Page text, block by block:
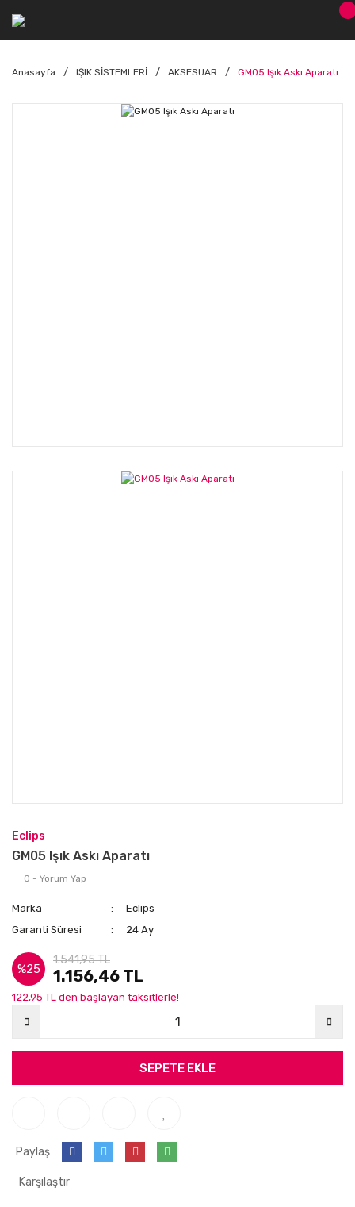
Anasayfa IŞIK SİSTEMLERİ AKSESUAR GM05 Işık Askı Aparatı
Eclips
GM05 Işık Askı Aparatı
0 - Yorum Yap
Marka
Eclips
Garanti Süresi
24 Ay
%25
1.541,95 TL
1.156,46 TL
122,95 TL den başlayan taksitlerle!
SEPETE EKLE
Paylaş
Karşılaştır